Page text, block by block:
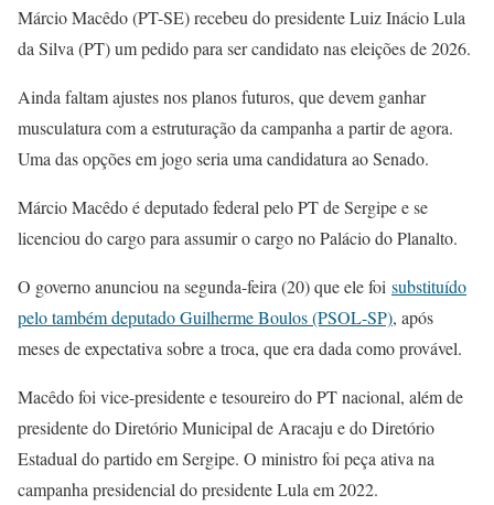
Márcio Macêdo (PT-SE) recebeu do presidente Luiz Inácio Lula
da Silva (PT) um pedido para ser candidato nas eleições de 2026.
Ainda faltam ajustes nos planos futuros, que devem ganhar
musculatura com a estruturação da campanha a partir de agora.
Uma das opções em jogo seria uma candidatura ao Senado.
Márcio Macêdo é deputado federal pelo PT de Sergipe e se
licenciou do cargo para assumir o cargo no Palácio do Planalto.
O governo anunciou na segunda-feira (20) que ele foi substituído
pelo também deputado Guilherme Boulos (PSOL-SP), após
meses de expectativa sobre a troca, que era dada como provável.
Macêdo foi vice-presidente e tesoureiro do PT nacional, além de
presidente do Diretório Municipal de Aracaju e do Diretório
Estadual do partido em Sergipe. O ministro foi peça ativa na
campanha presidencial do presidente Lula em 2022.